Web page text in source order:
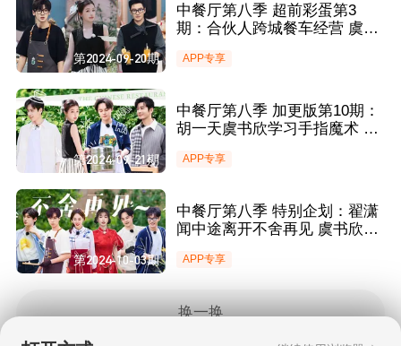
第2024-09-20期
中餐厅第八季 超前彩蛋第3
期：合伙人跨城餐车经营 虞书
APP专享
第2024-09-21期
中餐厅第八季 加更版第10期：
胡一天虞书欣学习手指魔术 尹
APP专享
第2024-10-03期
中餐厅第八季 特别企划：翟潇
闻中途离开不舍再见 虞书欣黄
APP专享
换一换